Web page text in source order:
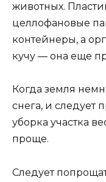
животных.
целлофановые
контейнеры, а
кучу — она еще
Когда земля
снега, и следует
уборка участка
проще.
Следует